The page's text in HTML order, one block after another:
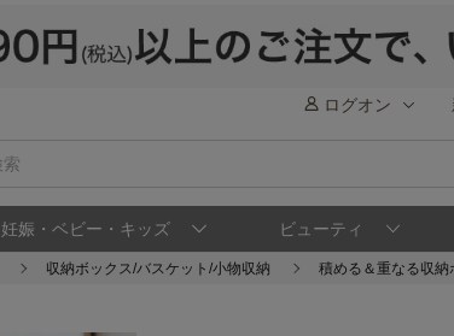
ログオン
妊娠・ベビー・キッズ ビューティ
収納ボックス/バスケット/小物収納 積める＆重なる収